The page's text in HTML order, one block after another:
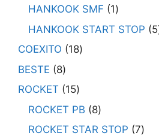
HANKOOK SMF
1
HANKOOK START STOP
5
COEXITO
18
BESTE
8
ROCKET
15
ROCKET PB
8
ROCKET STAR STOP 7